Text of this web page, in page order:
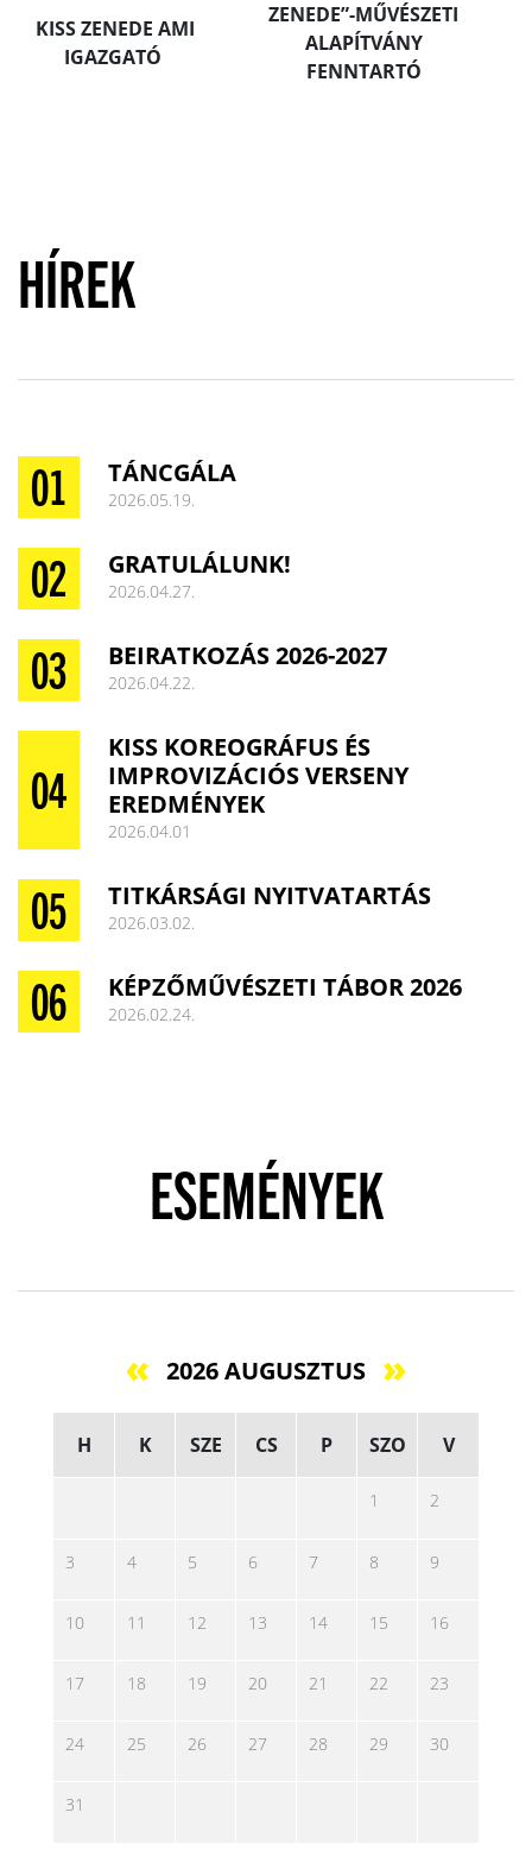
KISS ZENEDE AMI
IGAZGATÓ
ZENEDE”-MŰVÉSZETI
ALAPÍTVÁNY
FENNTARTÓ
HÍREK
TÁNCGÁLA
2026.05.19.
GRATULÁLUNK!
2026.04.27.
BEIRATKOZÁS 2026-2027
2026.04.22.
KISS KOREOGRÁFUS ÉS
IMPROVIZÁCIÓS VERSENY
EREDMÉNYEK
2026.04.01
TITKÁRSÁGI NYITVATARTÁS
2026.03.02.
KÉPZŐMŰVÉSZETI TÁBOR 2026
2026.02.24.
ESEMÉNYEK
2026 AUGUSZTUS
H K SZE CS P SZO V
1 2
3 4 5 6 7 8 9
10 11 12 13 14 15 16
17 18 19 20 21 22 23
24 25 26 27 28 29 30
31